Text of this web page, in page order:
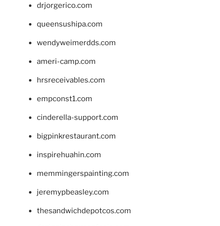
drjorgerico.com
queensushipa.com
wendyweimerdds.com
ameri-camp.com
hrsreceivables.com
empconst1.com
cinderella-support.com
bigpinkrestaurant.com
inspirehuahin.com
memmingerspainting.com
jeremypbeasley.com
thesandwichdepotcos.com